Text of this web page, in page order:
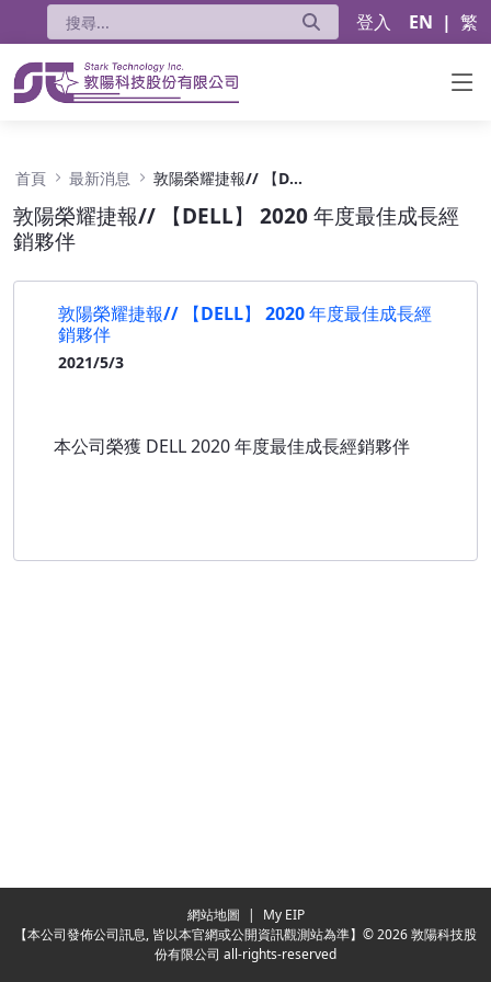
登入 EN | 繁
首頁 最新消息 敦陽榮耀捷報// 【DELL】 2020 年度最佳成長經銷夥伴
敦陽榮耀捷報// 【DELL】 2020 年度最佳成長經
銷夥伴
敦陽榮耀捷報// 【DELL】 2020 年度最佳成長經
銷夥伴
2021/5/3
本公司榮獲 DELL 2020 年度最佳成長經銷夥伴
網站地圖 |
My EIP
【本公司發佈公司訊息, 皆以本官網或公開資訊觀測站為準】© 2026 敦陽科技股
份有限公司 all-rights-reserved